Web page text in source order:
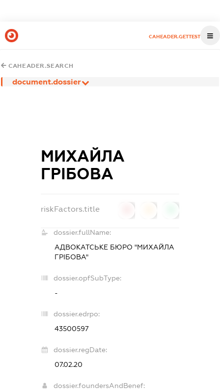
CAHEADER.GETTEST
CAHEADER.SEARCH
document.dossier
МИХАЙЛА
ГРІБОВА
riskFactors.title
dossier.fullName:
АДВОКАТСЬКЕ БЮРО "МИХАЙЛА
ГРІБОВА"
dossier.opfSubType:
-
dossier.edrpo:
43500597
dossier.regDate:
07.02.20
dossier.foundersAndBenef: